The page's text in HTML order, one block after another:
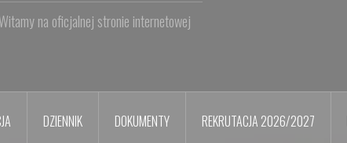
Witamy na oficjalnej stronie internetowej
DZIENNIK DOKUMENTY REKRUTACJA 2026/2027